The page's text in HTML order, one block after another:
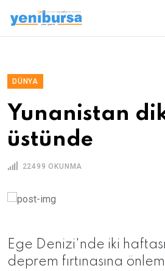
DÜNYA
Yunanistan
üstünde
22499 OKUNMA
Ege Denizi'nde iki
deprem fırtınasına